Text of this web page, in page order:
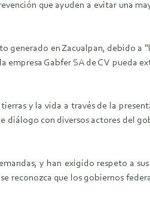
que ayuden a evitar una
generado en Zacualpan, debido a
Gabfer SA de C V pueda
y la vida a través de la
diálogo con diversos actores del
y han exigido respeto a
reconozca que los gobiernos